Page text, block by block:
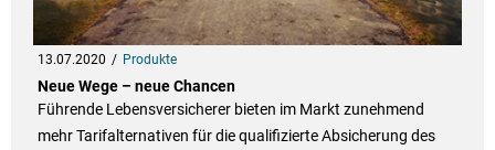
13.07.2020 Produkte
Neue Wege – neue Chancen
Führende Lebensversicherer bieten im Markt zunehmend
mehr Tarifalternativen für die qualifizierte Absicherung des